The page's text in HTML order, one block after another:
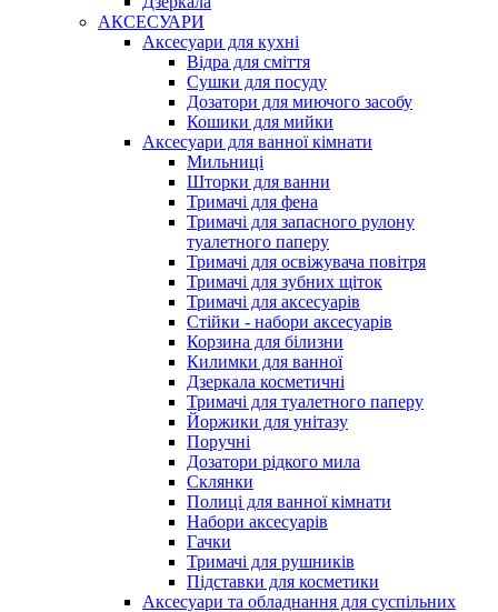
АКСЕСУАРИ
Аксесуари для кухні
Відра для сміття
Сушки для посуду
Дозатори для миючого засобу
Кошики для мийки
Аксесуари для ванної кімнати
Мильниці
Шторки для ванни
Тримачі для фена
Тримачі для запасного рулону
туалетного паперу
Тримачі для освіжувача повітря
Тримачі для зубних щіток
Тримачі для аксесуарів
Стійки - набори аксесуарів
Корзина для білизни
Килимки для ванної
Дзеркала косметичні
Тримачі для туалетного паперу
Йоржики для унітазу
Поручні
Дозатори рідкого мила
Склянки
Полиці для ванної кімнати
Набори аксесуарів
Гачки
Тримачі для рушників
Підставки для косметики
Аксесуари та обладнання для суспільних